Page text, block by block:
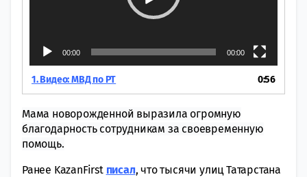
00:00 00:00
1. Видео: МВД по РТ 0:56
Мама новорожденной выразила огромную
благодарность сотрудникам за своевременную
помощь.
Ранее KazanFirst писал, что тысячи улиц Татарстана